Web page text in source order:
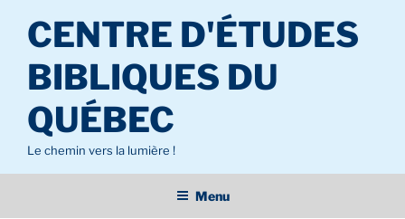
contenu
principal
CENTRE D'ÉTUDES
BIBLIQUES DU
QUÉBEC
Le chemin vers la lumière !
Menu